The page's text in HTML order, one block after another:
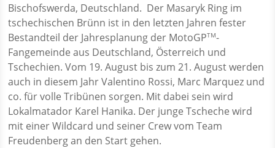
Bischofswerda, Deutschland. Der Masaryk Ring im
tschechischen Brünn ist in den letzten Jahren fester
Bestandteil der Jahresplanung der MotoGPTM-
Fangemeinde aus Deutschland, Österreich und
Tschechien. Vom 19. August bis zum 21. August werden
auch in diesem Jahr Valentino Rossi, Marc Marquez und
co. für volle Tribünen sorgen. Mit dabei sein wird
Lokalmatador Karel Hanika. Der junge Tscheche wird
mit einer Wildcard und seiner Crew vom Team
Freudenberg an den Start gehen.